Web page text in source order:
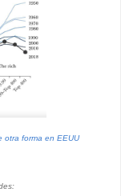
otra forma en EEUU